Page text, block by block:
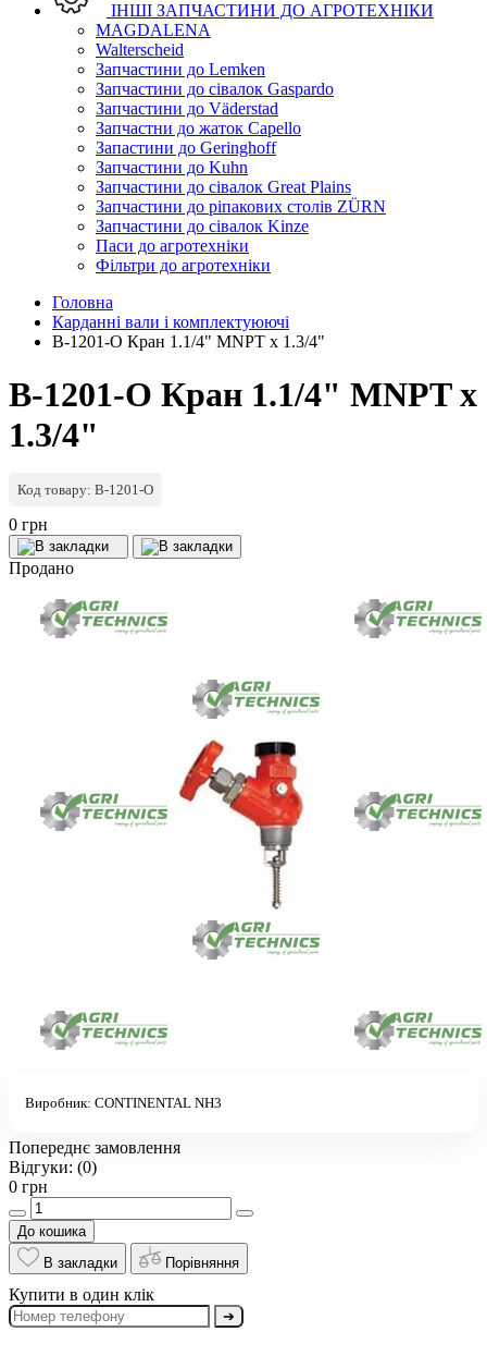
ІНШІ ЗАПЧАСТИНИ ДО АГРОТЕХНІКИ
MAGDALENA
Walterscheid
Запчастини до Lemken
Запчастини до сівалок Gaspardo
Запчастини до Väderstad
Запчастни до жаток Capello
Запастини до Geringhoff
Запчастини до Kuhn
Запчастини до сівалок Great Plains
Запчастини до ріпакових столів ZÜRN
Запчастини до сівалок Kinze
Паси до агротехніки
Фільтри до агротехніки
Головна
Карданні вали і комплектуюючі
B-1201-O Кран 1.1/4" MNPT x 1.3/4"
B-1201-O Кран 1.1/4" MNPT x
1.3/4"
Код товару: B-1201-O
0 грн
Продано
Виробник: CONTINENTAL NH3
Попереднє замовлення
Відгуки: (0)
0 грн
До кошика
В закладки
Порівняння
Купити в один клік
➔